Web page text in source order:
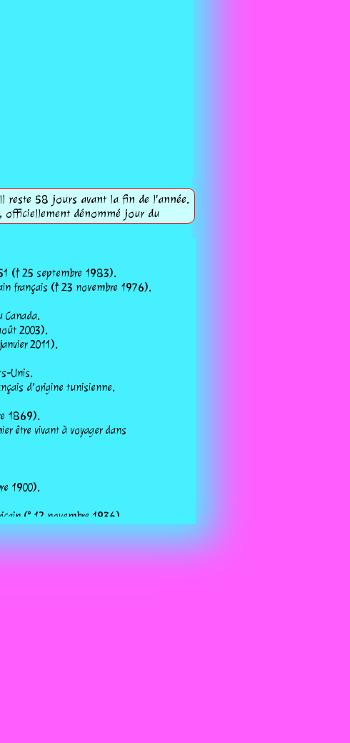
reste 58 jours avant la fin de l'année.
officiellement dénommé jour du
(† 25 septembre 1983).
français († 23 novembre 1976).
2003).
2011).
Unis.
d’origine tunisienne.
1869).
être vivant à voyager dans
1900).
(° 12 novembre 1936).
pour son roman Trois jours chez